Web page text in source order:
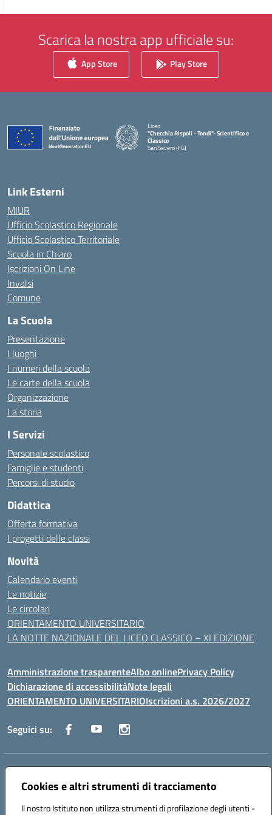
Cookies e altri strumenti di tracciamento
Il nostro Istituto non utilizza strumenti di profilazione degli utenti -
Scarica la nostra app ufficiale su:
App Store Play Store
Liceo
"Checchia Rispoli - Tondi"- Scientifico e
Classico
San Severo (FG)
Link Esterni
MIUR
Ufficio Scolastico Regionale
Ufficio Scolastico Territoriale
Scuola in Chiaro
Iscrizioni On Line
Invalsi
Comune
La Scuola
Presentazione
I luoghi
I numeri della scuola
Le carte della scuola
Organizzazione
La storia
I Servizi
Personale scolastico
Famiglie e studenti
Percorsi di studio
Didattica
Offerta formativa
I progetti delle classi
Novità
Calendario eventi
Le notizie
Le circolari
ORIENTAMENTO UNIVERSITARIO
LA NOTTE NAZIONALE DEL LICEO CLASSICO – XI EDIZIONE
Amministrazione trasparenteAlbo onlinePrivacy Policy
Dichiarazione di accessibilitàNote legali
ORIENTAMENTO UNIVERSITARIOIscrizioni a.s. 2026/2027
Seguici su:
Indirizzo:
Centralino:0882 331218 Email:fgps210002@istruzione.it